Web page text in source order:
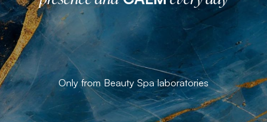
Only from Beauty Spa laboratories